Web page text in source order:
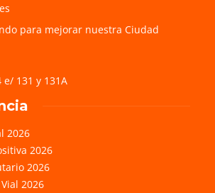
para mejorar nuestra Ciudad
e/ 131 y 131A
2026
2026
2026
2026